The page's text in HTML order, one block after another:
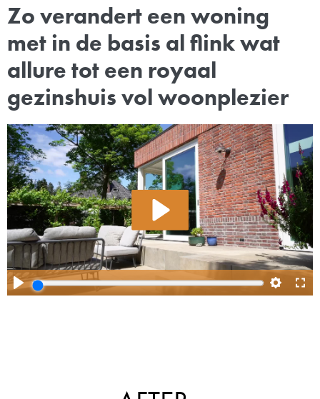
Zo verandert een woning
met in de basis al flink wat
allure tot een royaal
gezinshuis vol woonplezier